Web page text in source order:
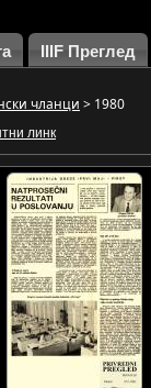
IIIF Преглед
чланци > 1980
линк